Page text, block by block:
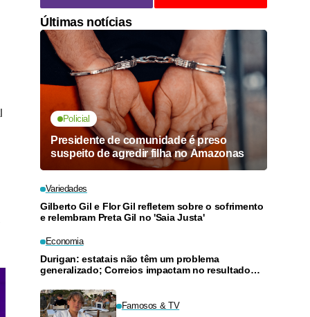
Últimas notícias
Policial
Presidente de comunidade é preso
suspeito de agredir filha no Amazonas
Variedades
Gilberto Gil e Flor Gil refletem sobre o sofrimento
e relembram Preta Gil no 'Saia Justa'
Economia
Durigan: estatais não têm um problema
generalizado; Correios impactam no resultado
Famosos & TV